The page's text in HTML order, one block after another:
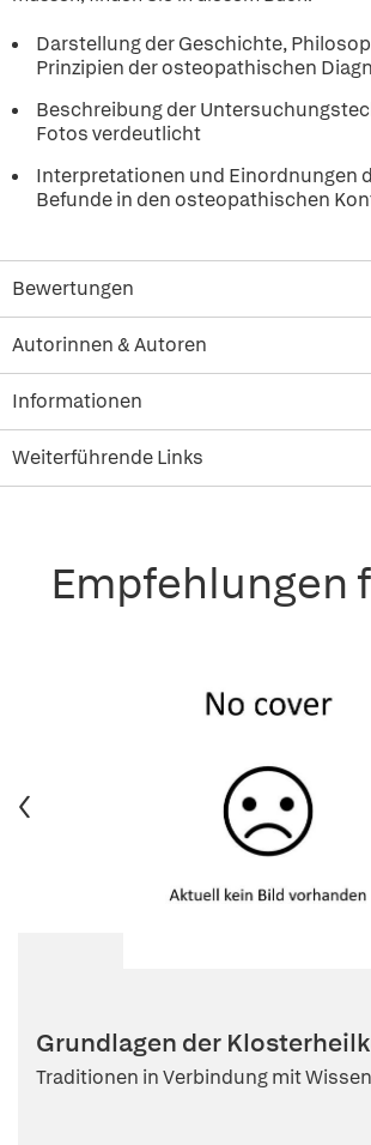
Darstellung der Geschichte,
Prinzipien der osteopathischen
Beschreibung der
Fotos verdeutlicht
Interpretationen und Einordnungen
Befunde in den osteopathischen
Bewertungen
Autorinnen & Autoren
Informationen
Weiterführende Links
Empfehlungen
Grundlagen der
Traditionen in Verbindung mit